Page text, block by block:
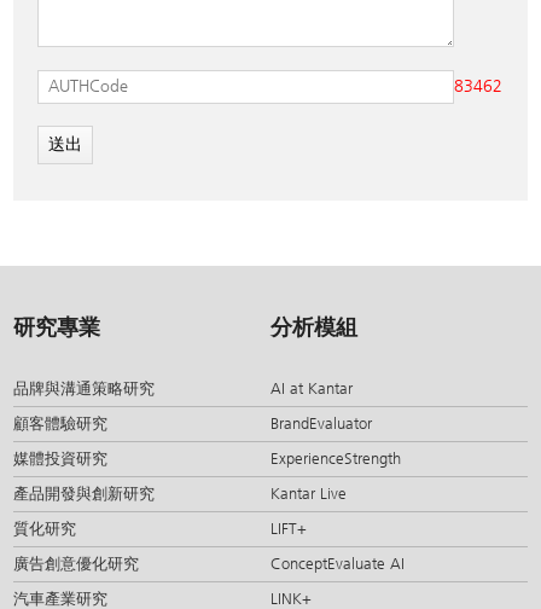
83462
送出
研究專業
品牌與溝通策略研究
顧客體驗研究
媒體投資研究
產品開發與創新研究
質化研究
廣告創意優化研究
汽車產業研究
分析模組
AI at Kantar
BrandEvaluator
ExperienceStrength
Kantar Live
LIFT+
ConceptEvaluate AI
LINK+